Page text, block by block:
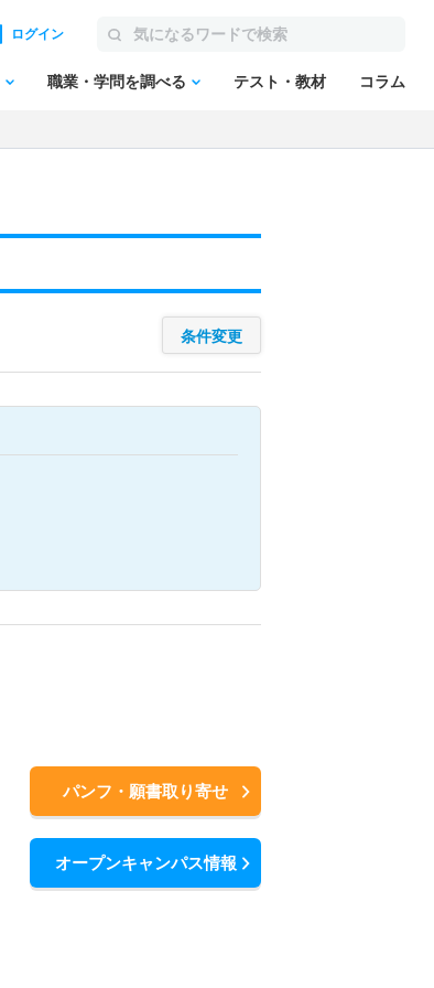
ログイン
職業・学問を調べる テスト・教材 コラム
条件変更
パンフ・願書取り寄せ
オープンキャンパス情報